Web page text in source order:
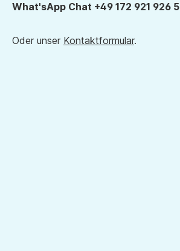
What'sApp Chat +49 172 921 926 5
Oder unser Kontaktformular.